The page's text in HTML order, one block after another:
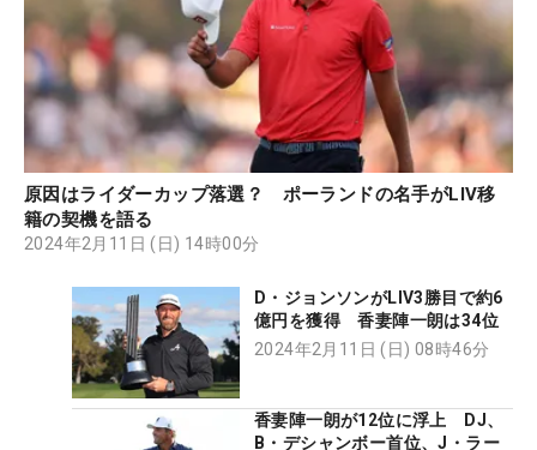
原因はライダーカップ落選？ ポーランドの名手がLIV移
籍の契機を語る
2024年2月11日 (日) 14時00分
D・ジョンソンがLIV3勝目で約6
億円を獲得 香妻陣一朗は34位
2024年2月11日 (日) 08時46分
香妻陣一朗が12位に浮上 DJ、
B・デシャンボー首位、J・ラー